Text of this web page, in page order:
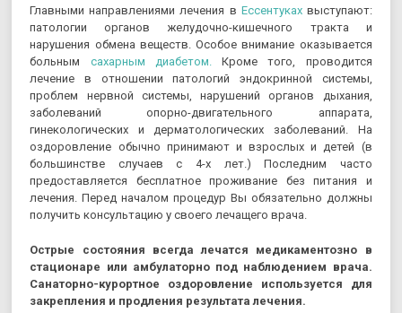
Главными направлениями лечения в Ессентуках выступают:
патологии органов желудочно-кишечного тракта и
нарушения обмена веществ. Особое внимание оказывается
больным сахарным диабетом.
Кроме того, проводится
лечение в отношении патологий эндокринной системы,
проблем нервной системы, нарушений органов дыхания,
заболеваний опорно-двигательного аппарата,
гинекологических и дерматологических заболеваний. На
оздоровление обычно принимают и взрослых и детей (в
большинстве случаев с 4-х лет.) Последним часто
предоставляется бесплатное проживание без питания и
лечения. Перед началом процедур Вы обязательно должны
получить консультацию у своего лечащего врача.
Острые состояния всегда лечатся медикаментозно в
стационаре или амбулаторно под наблюдением врача.
Санаторно-курортное оздоровление используется для
закрепления и продления результата лечения.